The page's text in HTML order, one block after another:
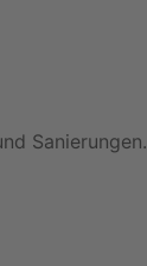
Sanierungen.